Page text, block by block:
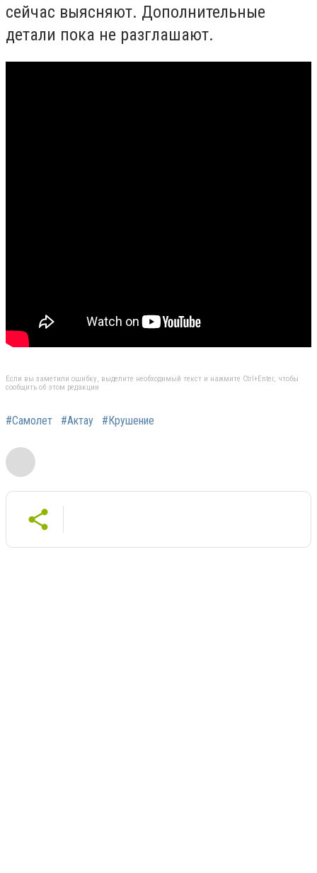
сейчас выясняют. Дополнительные
детали пока не разглашают.
Если вы заметили ошибку, выделите необходимый текст и нажмите Ctrl+Enter, чтобы
сообщить об этом редакции
#Самолет #Актау #Крушение